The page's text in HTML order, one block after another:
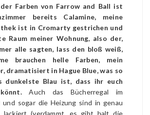
der Farben von Farrow and Ball ist
bereits Calamine, meine
ist in Cromarty gestrichen und
Raum meiner Wohnung, also der,
alle sagten, lass den bloß weiß,
brauchen helle Farben, mein
dramatisiert in Hague Blue, was so
dunkelste Blau ist, dass ihr euch
Auch das Bücherregal im
und sogar die Heizung sind in genau
lackiert (verdammt, es gibt halt die